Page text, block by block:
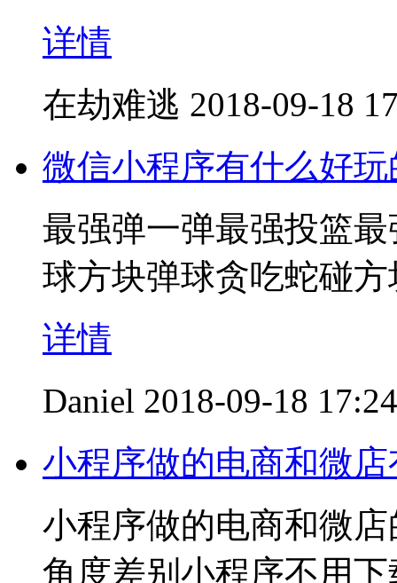
详情
在劫难逃 2018-09-18
微信小程序有什么好
最强弹一弹最强投篮
球方块弹球贪吃蛇碰方
详情
Daniel 2018-09-18 17:24
小程序做的电商和微
小程序做的电商和微
角度差别小程序不用